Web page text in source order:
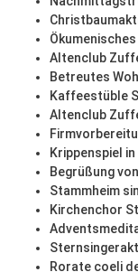
Altenclub
Betreutes
Kaffeestüble
Altenclub
Krippenspiel
Begrüßung
Stammheim
Kirchenchor
Rorate coeli